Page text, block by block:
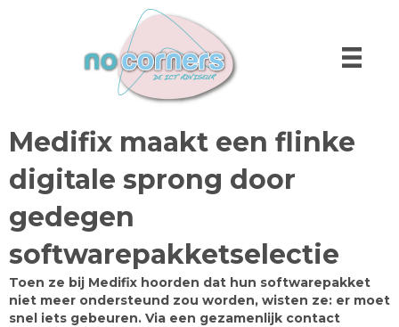
Medifix maakt een flinke
digitale sprong door
gedegen
softwarepakketselectie
Toen ze bij Medifix hoorden dat hun softwarepakket
niet meer ondersteund zou worden, wisten ze: er moet
snel iets gebeuren. Via een gezamenlijk contact